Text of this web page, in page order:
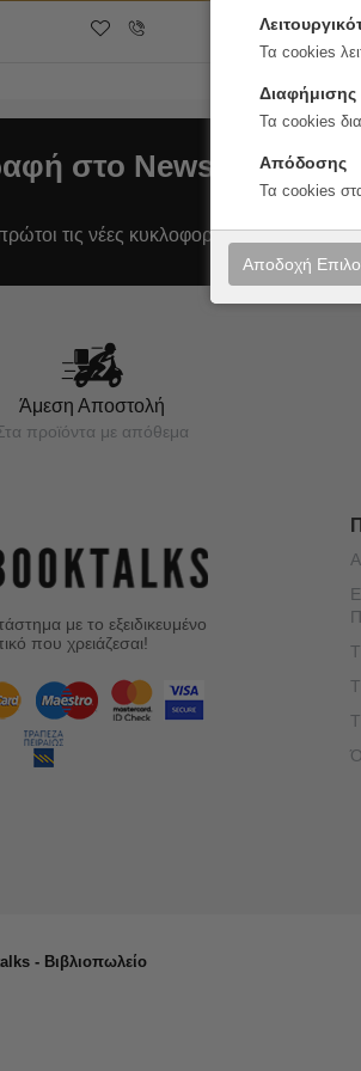
στο Newsletter
τις νέες κυκλοφορίες και τις
Άμεση Αποστολή
προϊόντα με απόθεμα
με το εξειδικευμένο
που χρειάζεσαι!
- Βιβλιοπωλείο
Τα cookies
Διαφήμισης
Τα cookies
Απόδοσης
Τα cookies
Αποδοχή